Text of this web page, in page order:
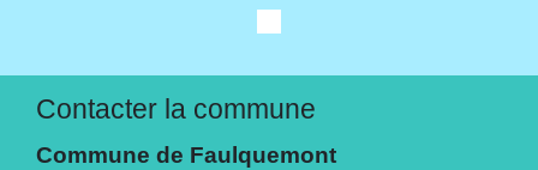
Contacter la commune
Commune de Faulquemont